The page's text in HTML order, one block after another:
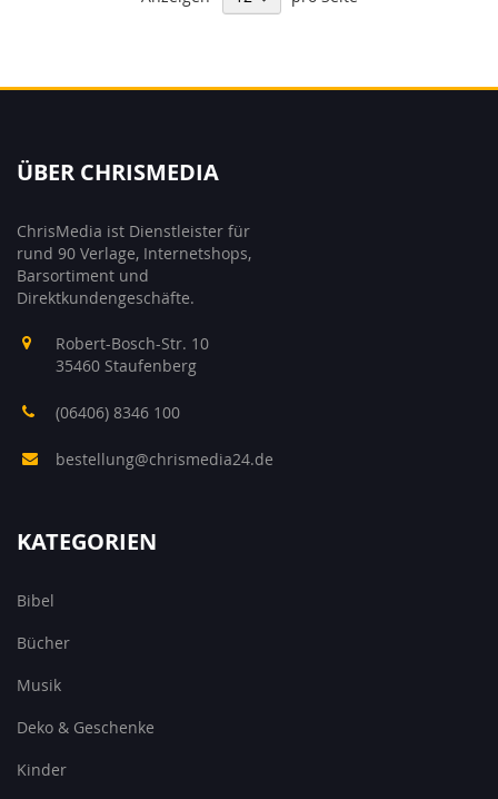
ÜBER CHRISMEDIA
ChrisMedia ist Dienstleister für
rund 90 Verlage, Internetshops,
Barsortiment und
Direktkundengeschäfte.
Robert-Bosch-Str. 10
35460 Staufenberg
(06406) 8346 100
bestellung@chrismedia24.de
KATEGORIEN
Bibel
Bücher
Musik
Deko & Geschenke
Kinder